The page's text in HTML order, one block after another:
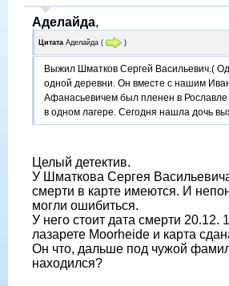
Аделайда,
Цитата Аделайда ( )
Выжил Шматков Сергей Васильевич.(
одной деревни. Он вместе с нашим
Афанасьевичем был пленен в Рославле
в одном лагере. Сегодня нашла дочь
Целый детектив.
У Шматкова Сергея
смерти в карте имеются. И
могли ошибиться.
У него стоит дата смерти 20.12.
лазарете Moorheide и карта
Он что, дальше под чужой
находился?